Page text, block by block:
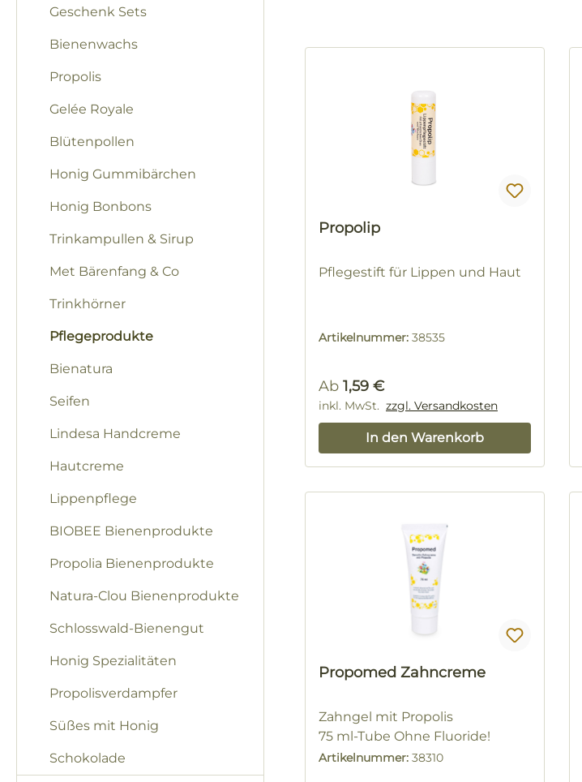
Geschenk Sets
Bienenwachs
Propolis
Gelée Royale
Blütenpollen
Honig Gummibärchen
Honig Bonbons
Trinkampullen & Sirup
Met Bärenfang & Co
Trinkhörner
Pflegeprodukte
Bienatura
Seifen
Lindesa Handcreme
Hautcreme
Lippenpflege
BIOBEE Bienenprodukte
Propolia Bienenprodukte
Natura-Clou Bienenprodukte
Schlosswald-Bienengut
Honig Spezialitäten
Propolisverdampfer
Süßes mit Honig
Schokolade
Propolip
Pflegestift für Lippen und Haut
Artikelnummer: 38535
Regulärer Preis:
Ab 1,59 €
inkl. MwSt. zzgl. Versandkosten
In den Warenkorb
Propomed Zahncreme
Zahngel mit Propolis
75 ml-Tube Ohne Fluoride!
Artikelnummer: 38310